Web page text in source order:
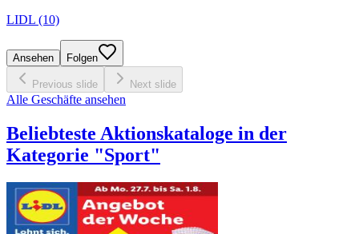
LIDL (10)
Ansehen Folgen
Previous slide Next slide
Alle Geschäfte ansehen
Beliebteste Aktionskataloge in der
Kategorie "Sport"